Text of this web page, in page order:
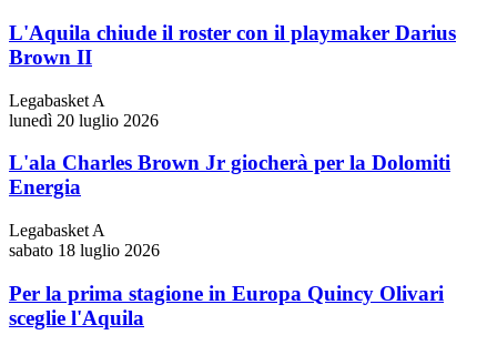
L'Aquila chiude il roster con il playmaker Darius
Brown II
Legabasket A
lunedì 20 luglio 2026
L'ala Charles Brown Jr giocherà per la Dolomiti
Energia
Legabasket A
sabato 18 luglio 2026
Per la prima stagione in Europa Quincy Olivari
sceglie l'Aquila